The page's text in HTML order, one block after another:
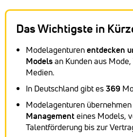
Das Wichtigste in
Modelagenturenentdecken
Modelsan Kunden aus
Medien.
In Deutschland gibt es369
Modelagenturen
Managementeines Models,
Talentförderung bis zur